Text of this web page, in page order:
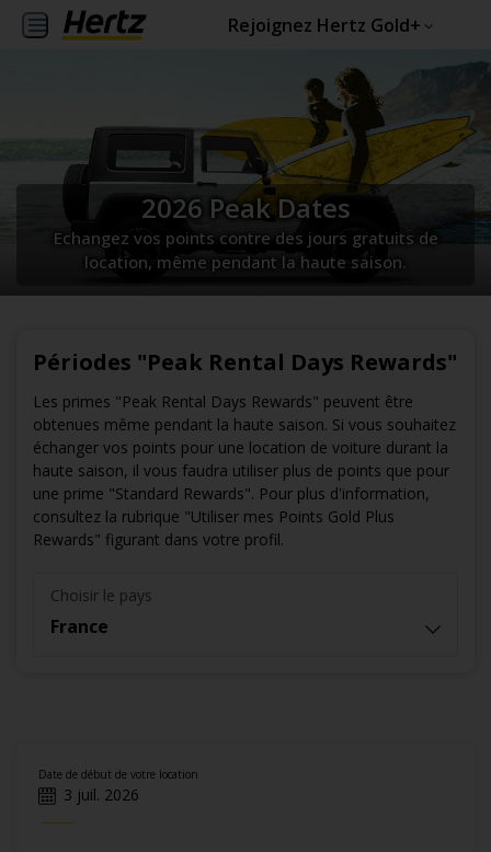
Rejoignez Hertz Gold+
2026 Peak Dates
Echangez vos points contre des jours gratuits de
location, même pendant la haute saison.
Périodes "Peak Rental Days Rewards"
Les primes "Peak Rental Days Rewards" peuvent être
obtenues même pendant la haute saison. Si vous souhaitez
échanger vos points pour une location de voiture durant la
haute saison, il vous faudra utiliser plus de points que pour
une prime "Standard Rewards". Pour plus d'information,
consultez la rubrique "Utiliser mes Points Gold Plus
Rewards" figurant dans votre profil.
Choisir le pays
France
Date de début de votre location
3 juil. 2026